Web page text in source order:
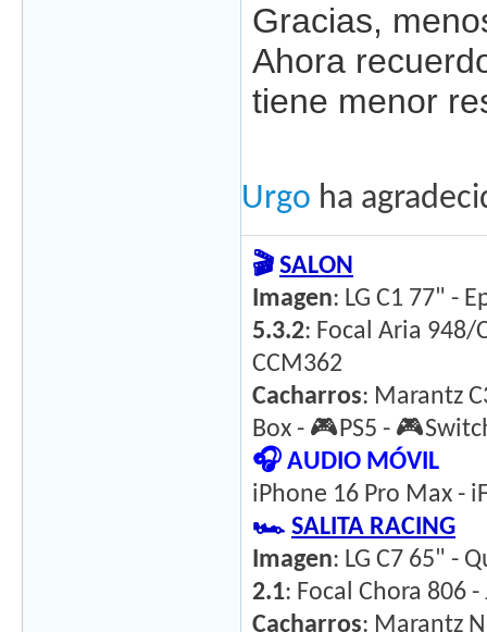
Gracias,
Ahora
tiene menor
Urgo ha
🎬 SALON
Imagen: LG C1 77" -
5.3.2: Focal Aria 948/
CCM362
Cacharros: Marantz
Box - 🎮PS5 -
🎧 AUDIO MÓVIL
iPhone 16 Pro Max -
🏎️ SALITA RACING
Imagen: LG C7 65" -
2.1: Focal Chora 806 -
Cacharros: Marantz